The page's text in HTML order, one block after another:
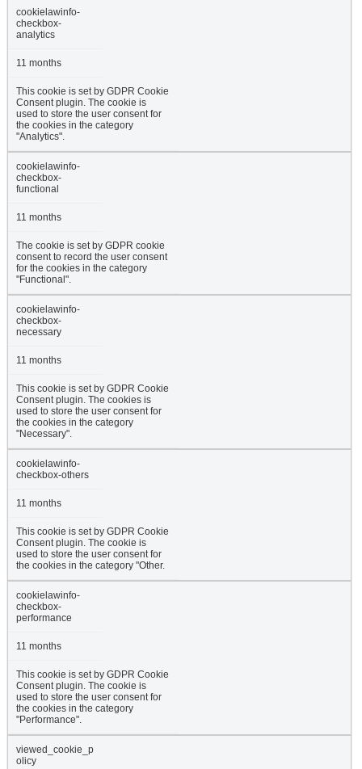
cookielawinfo-
checkbox-
analytics
11 months
This cookie is set by GDPR Cookie
Consent plugin. The cookie is
used to store the user consent for
the cookies in the category
"Analytics".
cookielawinfo-
checkbox-
functional
11 months
The cookie is set by GDPR cookie
consent to record the user consent
for the cookies in the category
"Functional".
cookielawinfo-
checkbox-
necessary
11 months
This cookie is set by GDPR Cookie
Consent plugin. The cookies is
used to store the user consent for
the cookies in the category
"Necessary".
cookielawinfo-
checkbox-others
11 months
This cookie is set by GDPR Cookie
Consent plugin. The cookie is
used to store the user consent for
the cookies in the category "Other.
cookielawinfo-
checkbox-
performance
11 months
This cookie is set by GDPR Cookie
Consent plugin. The cookie is
used to store the user consent for
the cookies in the category
"Performance".
viewed_cookie_p
olicy